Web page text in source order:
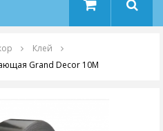
Клей
Grand Decor 10M